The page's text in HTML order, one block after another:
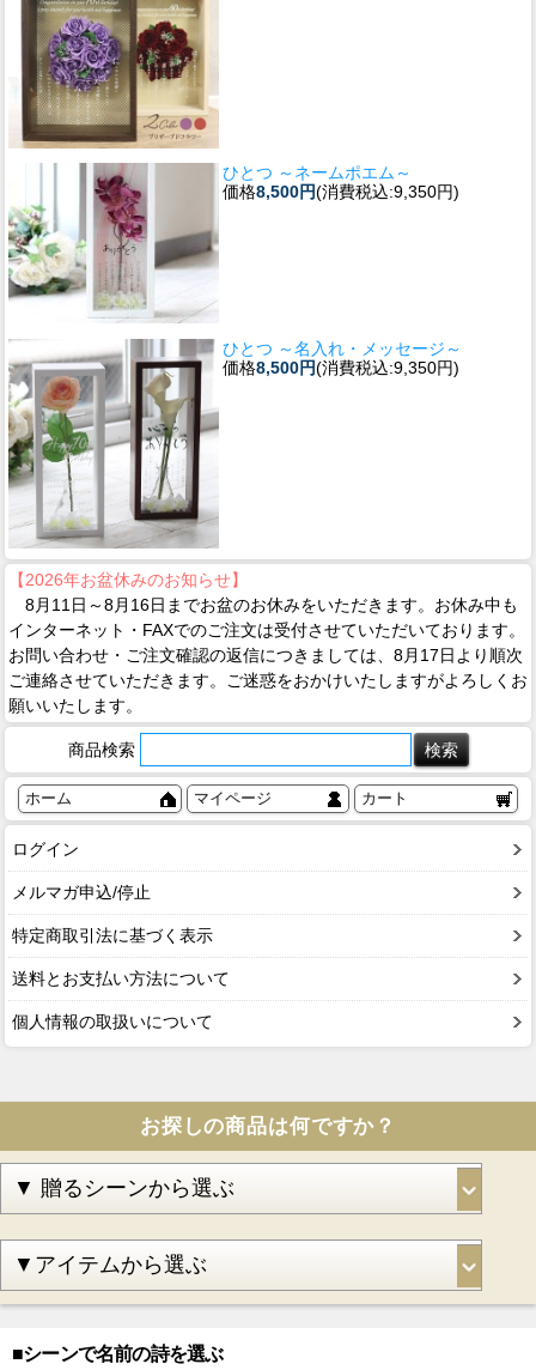
ひとつ ～ネームポエム～
価格8,500円(消費税込:9,350円)
ひとつ ～名入れ・メッセージ～
価格8,500円(消費税込:9,350円)
【2026年お盆休みのお知らせ】
8月11日～8月16日までお盆のお休みをいただきます。お休み中も
インターネット・FAXでのご注文は受付させていただいております。
お問い合わせ・ご注文確認の返信につきましては、8月17日より順次
ご連絡させていただきます。ご迷惑をおかけいたしますがよろしくお
願いいたします。
商品検索
ホーム マイページ カート
ログイン
メルマガ申込/停止
特定商取引法に基づく表示
送料とお支払い方法について
個人情報の取扱いについて
お探しの商品は何ですか？
■シーンで名前の詩を選ぶ